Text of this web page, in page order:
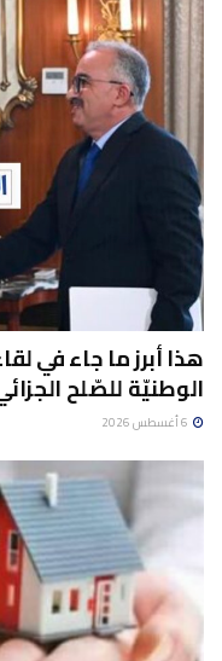
هذا أبرز ما جاء في
الوطنيّة للصّلح